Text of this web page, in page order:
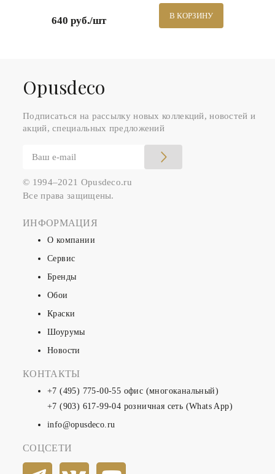
640 руб./шт В КОРЗИНУ
Оpusdeco
Подписаться на рассылку новых коллекций, новостей и
акций, специальных предложений
© 1994–2021 Opusdeco.ru
Все права защищены.
ИНФОРМАЦИЯ
О компании
Сервис
Бренды
Обои
Краски
Шоурумы
Новости
КОНТАКТЫ
+7 (495) 775-00-55 офис (многоканальный)
+7 (903) 617-99-04 розничная сеть (Whats App)
info@opusdeco.ru
СОЦСЕТИ